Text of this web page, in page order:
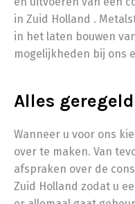
in Zuid Holland .
in het laten bouwen
mogelijkheden bij ons
Alles
Wanneer u voor ons
over te maken. Van
afspraken over de
Zuid Holland zodat u